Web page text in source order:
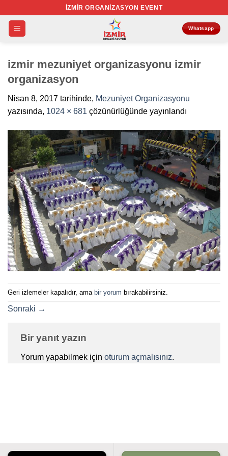
atla
İZMIR ORGANIZASYON EVENT
Whatsapp
izmir mezuniyet organizasyonu izmir
organizasyon
Nisan 8, 2017 tarihinde, Mezuniyet Organizasyonu
yazısında, 1024 × 681 çözünürlüğünde yayınlandı
Geri izlemeler kapalıdır, ama bir yorum bırakabilirsiniz.
Sonraki →
Bir yanıt yazın
Yorum yapabilmek için oturum açmalısınız.